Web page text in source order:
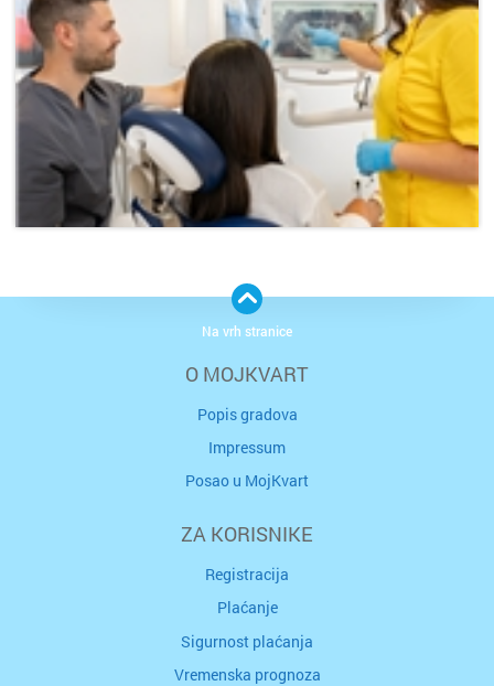
O MOJKVART
Popis gradova
Impressum
Posao u MojKvart
ZA KORISNIKE
Registracija
Plaćanje
Sigurnost plaćanja
Vremenska prognoza
Na vrh stranice